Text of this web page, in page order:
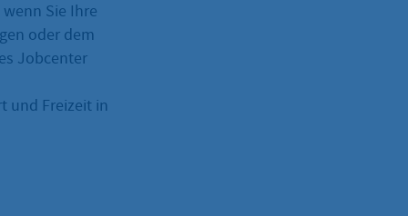
Sie Ihre
oder dem
Jobcenter
und Freizeit in